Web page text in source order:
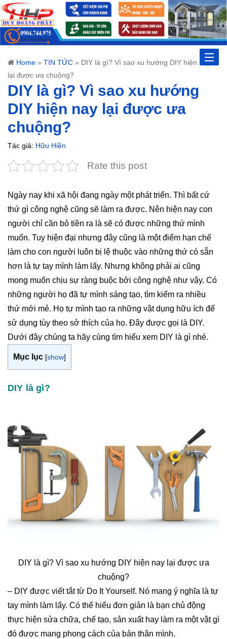
Toggle
Home » TIN TỨC » DIY là gì? Vì sao xu hướng DIY hiện nay
lại được ưa chuộng?
DIY là gì? Vì sao xu hướng
DIY hiện nay lại được ưa
chuộng?
Tác giả: Hữu Hiền
Rate this post
Ngày nay khi xã hội đang ngày một phát triển. Thì bất cứ
thứ gì công nghệ cũng sẽ làm ra được. Nên hiện nay con
người chỉ cần bỏ tiền ra là sẽ có được những thứ mình
muốn. Tuy hiện đại nhưng đây cũng là một điểm hạn chế
làm cho con người luôn bị lệ thuộc vào những thứ có sẵn
hơn là tự tay mình làm lấy. Nhưng không phải ai cũng
mong muốn chịu sự ràng buộc bởi công nghệ như vậy. Có
những người họ đã tự mình sáng tạo, tìm kiếm ra nhiều
thứ mới mẻ. Họ tự mình tạo ra những vật dụng hữu ích để
sử dụng tùy theo sở thích của họ. Đây được gọi là DIY.
Dưới đây chúng ta hãy cùng tìm hiểu xem DIY là gì nhé.
Mục lục [show]
DIY là gì?
DIY là gì? Vì sao xu hướng DIY hiện nay lại được ưa
chuộng?
– DIY được viết tắt từ Do It Yourself. Nó mang ý nghĩa là tự
tay mình làm lấy. Có thể hiểu đơn giản là bạn chủ động
thực hiện sửa chữa, chế tạo, sản xuất hay làm ra một vật gì
đó được mang phong cách của bản thân mình.